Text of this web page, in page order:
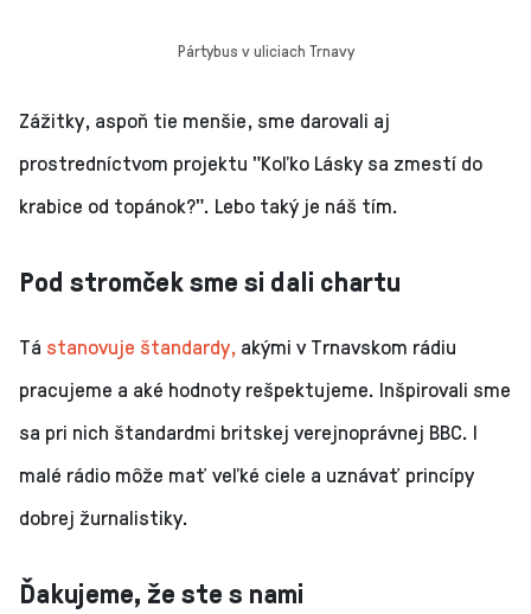
Pártybus v uliciach Trnavy
Zážitky, aspoň tie menšie, sme darovali aj
prostredníctvom projektu "Koľko Lásky sa zmestí do
krabice od topánok?". Lebo taký je náš tím.
Pod stromček sme si dali chartu
Tá stanovuje štandardy, akými v Trnavskom rádiu
pracujeme a aké hodnoty rešpektujeme. Inšpirovali sme
sa pri nich štandardmi britskej verejnoprávnej BBC. I
malé rádio môže mať veľké ciele a uznávať princípy
dobrej žurnalistiky.
Ďakujeme, že ste s nami